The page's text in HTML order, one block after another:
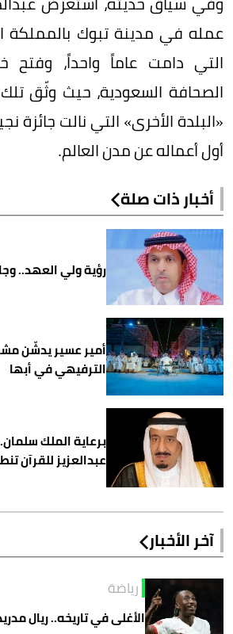
عمله في مدينة تبوك بالمملكة
التي دامت عاماً واحداً، وفتح
الصحافة السعودية، حيث وثّق
«البلدة الأخرى» التي نالت
أول أعماله عن مدن العالم.
أخبار ذات صلة
رؤية ولي العهد..
أمير عسير يدشّن
الترفيهي في أبها
برعاية الملك
عبدالعزيز للقرآن
آخر الأخبار
رياضة
الأغلى في تاريخه.. ريال